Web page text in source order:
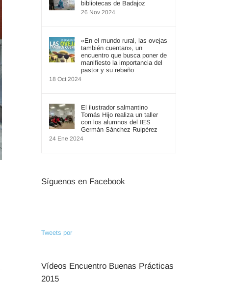
bibliotecas de Badajoz
26 Nov 2024
«En el mundo rural, las ovejas
también cuentan», un
encuentro que busca poner de
manifiesto la importancia del
pastor y su rebaño
18 Oct 2024
El ilustrador salmantino
Tomás Hijo realiza un taller
con los alumnos del IES
Germán Sánchez Ruipérez
24 Ene 2024
Síguenos en Facebook
Tweets por
Vídeos Encuentro Buenas Prácticas
2015